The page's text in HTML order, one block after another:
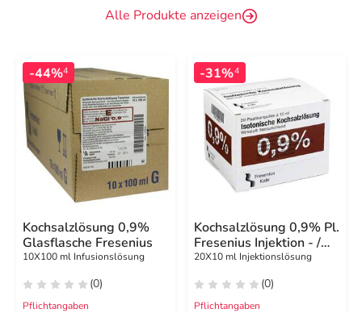
Alle Produkte anzeigen
-44%4
Kochsalzlösung 0,9%
Glasflasche Fresenius
10X100 ml Infusionslösung
(0)
Pflichtangaben
-31%4
Kochsalzlösung 0,9% Pl.
Fresenius Injektion - /
Infusionslösung
20X10 ml Injektionslösung
(0)
Pflichtangaben